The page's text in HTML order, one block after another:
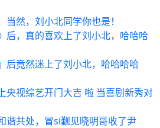
然，刘小北同学你也是！
后，真的喜欢上了刘小北，哈哈哈
后竟然迷上了刘小北，哈哈哈哈
央视综艺开门大吉 啦 当喜剧新秀对
谐共处，冒si觐见晓明哥收了尹